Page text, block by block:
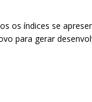
os índices se
para gerar